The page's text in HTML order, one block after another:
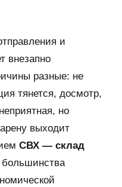
и
внезапно
разные: не
тянется, досмотр,
но
выходит
СВХ — склад